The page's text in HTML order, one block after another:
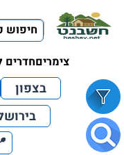
חיפוש
צימריםחדרים
בצפון